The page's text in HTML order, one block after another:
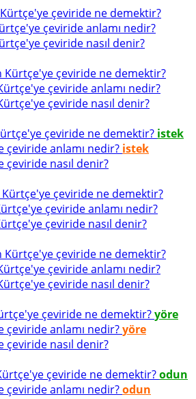
çeviride ne demektir?
çeviride anlamı nedir?
çeviride nasıl denir?
Kürtçe'ye çeviride ne demektir?
çeviride anlamı nedir?
çeviride nasıl denir?
çeviride ne demektir? istek
anlamı nedir? istek
nasıl denir?
çeviride ne demektir?
çeviride anlamı nedir?
çeviride nasıl denir?
Kürtçe'ye çeviride ne demektir?
çeviride anlamı nedir?
çeviride nasıl denir?
çeviride ne demektir?yöre
anlamı nedir?yöre
nasıl denir?
çeviride ne demektir?odun
anlamı nedir?odun